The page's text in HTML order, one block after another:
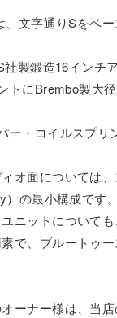
、文字通りSをベ
社製鍛造16インチ
トにBrembo製大
ー・コイルスプリ
オ面については
）の最小構成です。
ニットについて
で、ブルートゥ
ーナー様は、当